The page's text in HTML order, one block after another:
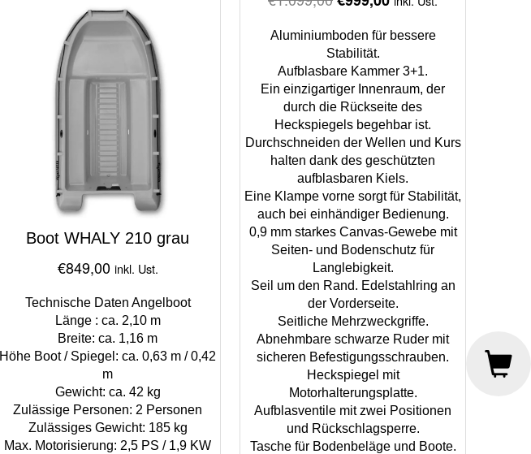
Boot WHALY 210 grau
€849,00 inkl. Ust.
Technische Daten Angelboot
Länge : ca. 2,10 m
Breite: ca. 1,16 m
Höhe Boot / Spiegel: ca. 0,63 m / 0,42
m
Gewicht: ca. 42 kg
Zulässige Personen: 2 Personen
Zulässiges Gewicht: 185 kg
Max. Motorisierung: 2,5 PS / 1,9 KW
was:
€1.099,00.
is:
Aluminiumboden für bessere
Stabilität.
Aufblasbare Kammer 3+1.
Ein einzigartiger Innenraum, der
durch die Rückseite des
Heckspiegels begehbar ist.
Durchschneiden der Wellen und Kurs
halten dank des geschützten
aufblasbaren Kiels.
Eine Klampe vorne sorgt für Stabilität,
auch bei einhändiger Bedienung.
0,9 mm starkes Canvas-Gewebe mit
Seiten- und Bodenschutz für
Langlebigkeit.
Seil um den Rand. Edelstahlring an
der Vorderseite.
Seitliche Mehrzweckgriffe.
Abnehmbare schwarze Ruder mit
sicheren Befestigungsschrauben.
Heckspiegel mit
Motorhalterungsplatte.
Aufblasventile mit zwei Positionen
und Rückschlagsperre.
Tasche für Bodenbeläge und Boote.